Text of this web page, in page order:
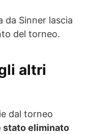
da Sinner lascia
del torneo.
altri
dal torneo
stato eliminato